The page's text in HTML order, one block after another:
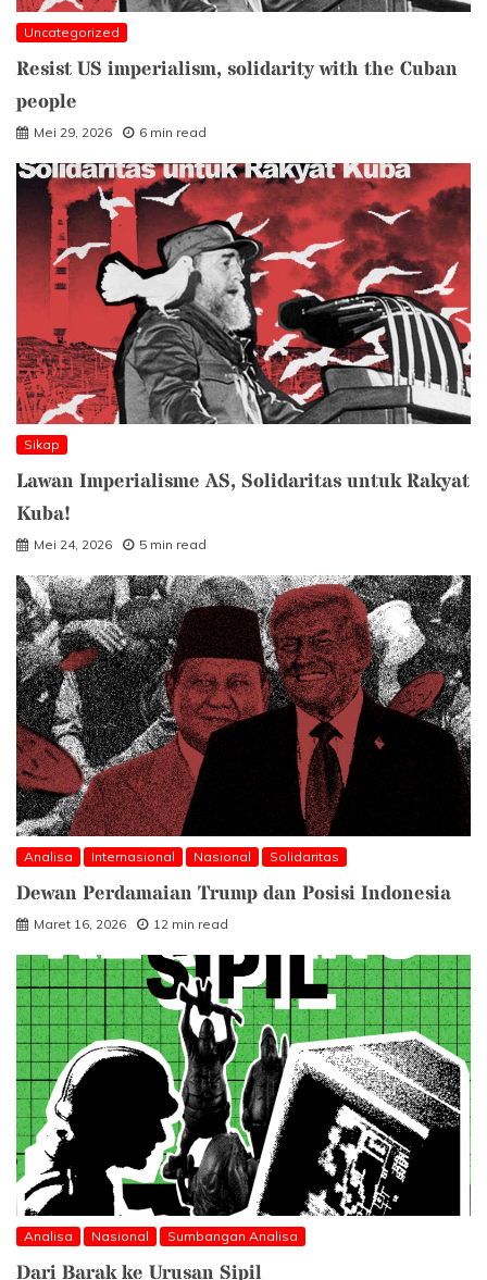
Uncategorized
Resist US imperialism, solidarity with the Cuban
people
Mei 29, 2026 6 min read
Sikap
Lawan Imperialisme AS, Solidaritas untuk Rakyat
Kuba!
Mei 24, 2026 5 min read
Analisa Internasional Nasional Solidaritas
Dewan Perdamaian Trump dan Posisi Indonesia
Maret 16, 2026 12 min read
Analisa Nasional Sumbangan Analisa
Dari Barak ke Urusan Sipil